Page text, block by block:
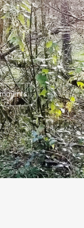
search
Menu